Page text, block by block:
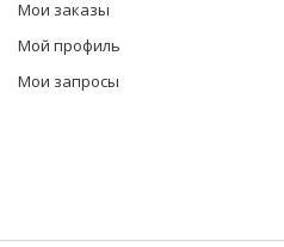
Мои заказы
Мой профиль
Мои запросы